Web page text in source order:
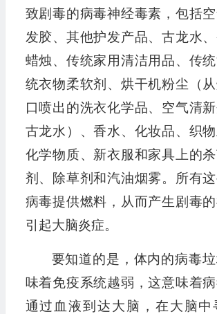
致剧毒的病毒神经毒素，包括空
发胶、其他护发产品、古龙水
蜡烛、传统家用清洁用品、传
统衣物柔软剂、烘干机粉尘（
口喷出的洗衣化学品、空气清
古龙水）、香水、化妆品、织
化学物质、新衣服和家具上的
剂、除草剂和汽油烟雾。所有
病毒提供燃料，从而产生剧毒的
引起大脑炎症。
要知道的是，体内的病毒
味着免疫系统越弱，这意味着
通过血液到达大脑，在大脑中